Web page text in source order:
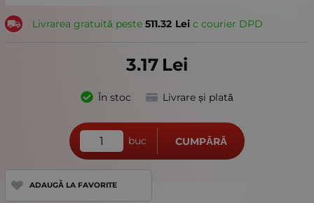
Livrarea gratuită peste 511.32 Leiс courier DPD
3.17 Lei
În stoc Livrare și plată
buc CUMPĂRĂ
ADAUGĂ LA FAVORITE